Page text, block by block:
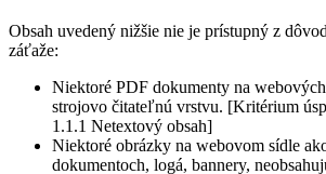
Obsah uvedený nižšie nie je prístupný z
záťaže:
Niektoré PDF dokumenty na
strojovo čitateľnú vrstvu. [Kritérium
1.1.1 Netextový obsah]
Niektoré obrázky na webovom sídle
dokumentoch, logá, bannery,